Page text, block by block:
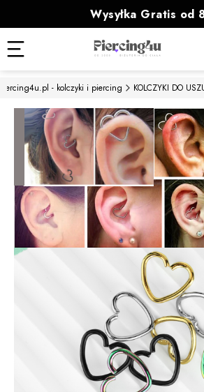
Wysyłka Gratis od
powyżej 100zł
Piercing4u.pl - kolczyki i piercing KOLCZYKI DO